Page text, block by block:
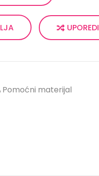
UPOREDI
Pomoćni materijal